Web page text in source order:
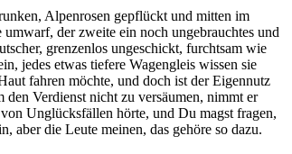
Alpenrosen gepflückt und mitten im
der zweite ein noch ungebrauchtes und
grenzenlos ungeschickt, furchtsam wie
jedes etwas tiefere Wagengleis wissen sie
fahren möchte, und doch ist der Eigennutz
Verdienst nicht zu versäumen, nimmt er
Unglücksfällen hörte, und Du magst fragen,
aber die Leute meinen, das gehöre so dazu.